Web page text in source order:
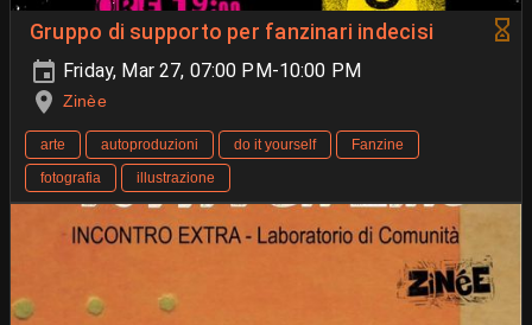
Gruppo di supporto per fanzinari indecisi
Friday, Mar 27, 07:00 PM-10:00 PM
Zinèe
arte autoproduzioni do it yourself
Fanzine
fotografia
illustrazione